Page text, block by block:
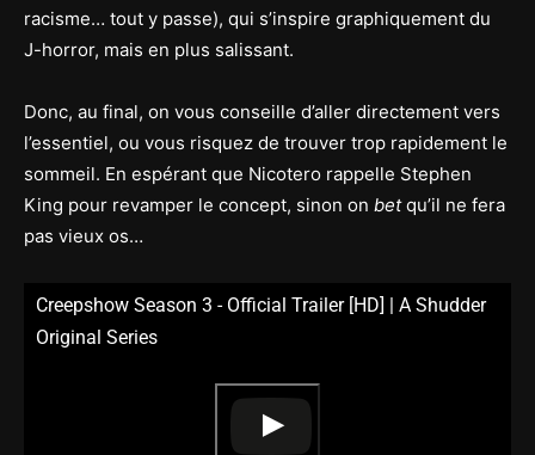
racisme… tout y passe), qui s’inspire graphiquement du
J-horror, mais en plus salissant.
Donc, au final, on vous conseille d’aller directement vers
l’essentiel, ou vous risquez de trouver trop rapidement le
sommeil. En espérant que Nicotero rappelle Stephen
King pour revamper le concept, sinon on betqu’il ne fera
pas vieux os…
Creepshow Season 3 - Official Trailer [HD] | A Shudder
Original Series